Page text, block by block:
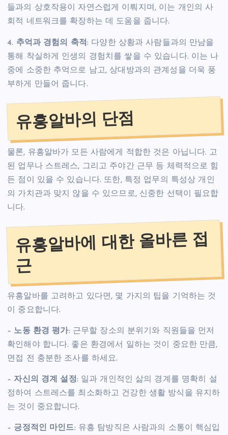
들과의 상호작용이 자연스럽게 이뤄지며, 이는 개인의 사
회적 네트워크를 확장하는 데 도움을 줍니다.
4. 추억과 경험의 축적: 다양한 상황과 사람들과의 만남을
통해 착실하게 인생의 경험치를 쌓을 수 있습니다. 이는 나
중에 소중한 추억으로 남고, 상대방과의 관계성을 더욱 풍
부하게 만들어 줍니다.
유흥알바의 단점
물론, 유흥알바가 모든 사람에게 적합한 것은 아닙니다. 고
된 업무나 스트레스, 그리고 주야간 근무 등 체력적으로 힘
든 점이 있을 수 있습니다. 또한, 특정 업무의 특성상 개인
의 가치관과 맞지 않을 수 있으므로, 신중한 선택이 필요합
니다.
유흥알바에 대한 올바른 접
근
유흥알바를 고려하고 있다면, 몇 가지의 팁을 기억하는 것
이 중요합니다.
– 노동 환경 평가: 근무할 장소의 분위기와 직원들을 먼저
확인해야 합니다. 좋은 환경에서 일하는 것이 중요한 만큼,
면접 전 충분한 조사를 하세요.
– 자신의 경계 설정: 일과 개인적인 삶의 경계를 명확히 설
정하여 스트레스를 최소화하고 건강한 생활 방식을 유지하
는 것이 중요합니다.
– 긍정적인 마인드: 유흥 탐방직은 사람과의 소통이 핵심입